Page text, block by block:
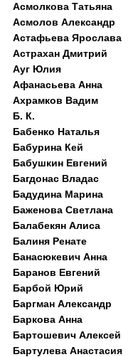
Асмолкова Татьяна
Асмолов Александр
Астафьева Ярослава
Астрахан Дмитрий
Ауг Юлия
Афанасьева Анна
Ахрамков Вадим
Б. К.
Бабенко Наталья
Бабурина Кей
Бабушкин Евгений
Багдонас Владас
Бадудина Марина
Баженова Светлана
Балабекян Алиса
Балиня Ренате
Банасюкевич Анна
Баранов Евгений
Барбой Юрий
Баргман Александр
Баркова Анна
Бартошевич Алексей
Бартулева Анастасия